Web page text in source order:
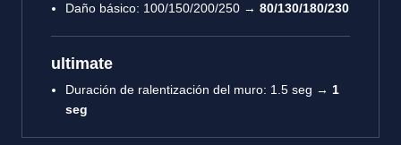
Daño básico: 100/150/200/250 → 80/130/180/230
ultimate
Duración de ralentización del muro: 1.5 seg → 1
seg